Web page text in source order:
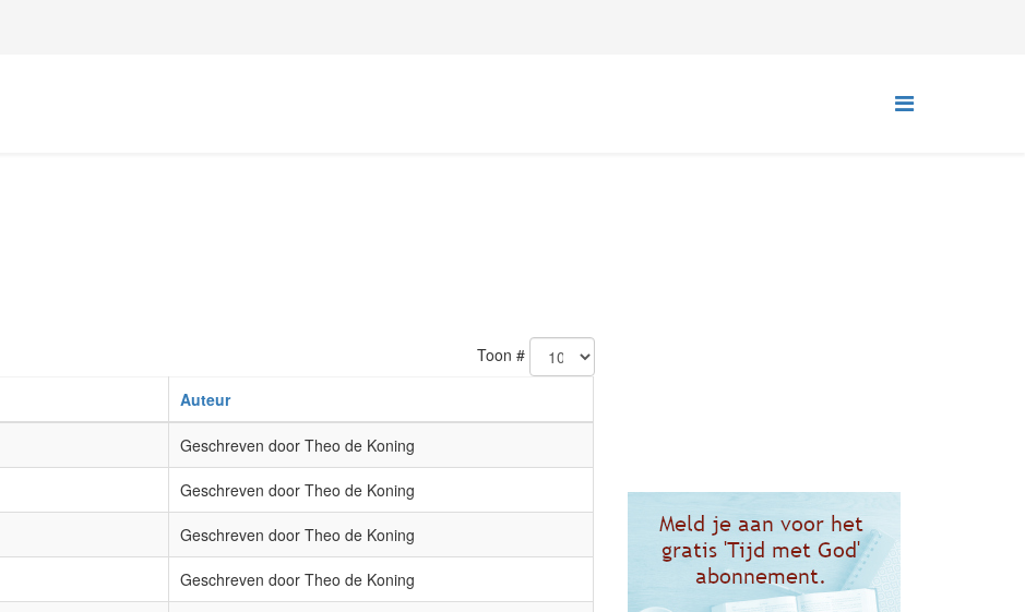
Toon #
Auteur
Geschreven door Theo de Koning
Geschreven door Theo de Koning
Geschreven door Theo de Koning
Geschreven door Theo de Koning